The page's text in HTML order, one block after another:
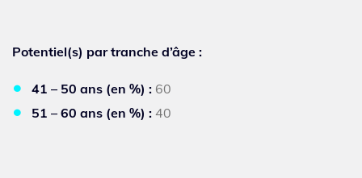
Potentiel(s) par tranche d’âge :
41 – 50 ans (en %) : 60
51 – 60 ans (en %) : 40